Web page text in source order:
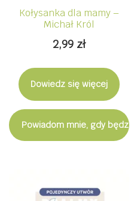
Kołysanka dla mamy –
Michał Król
2,99 zł
Dowiedz się więcej
Powiadom mnie, gdy